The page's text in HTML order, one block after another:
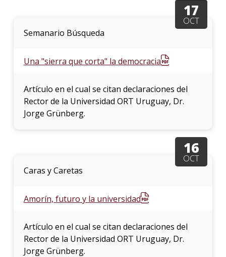
17
OCT
Semanario Búsqueda
Una "sierra que corta" la democracia
Artículo en el cual se citan declaraciones del
Rector de la Universidad ORT Uruguay, Dr.
Jorge Grünberg.
16
OCT
Caras y Caretas
Amorín, futuro y la universidad
Artículo en el cual se citan declaraciones del
Rector de la Universidad ORT Uruguay, Dr.
Jorge Grünberg.